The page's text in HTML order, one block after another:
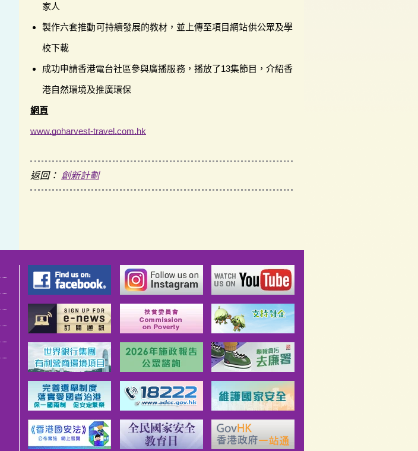
家人
製作六套推動可持續發展的教材，並上傳至項目網站供公眾及學
校下載
成功申請香港電台社區參與廣播服務，播放了13集節目，介紹香
港自然環境及推廣環保
網頁
www.goharvest-travel.com.hk
返回： 創新計劃